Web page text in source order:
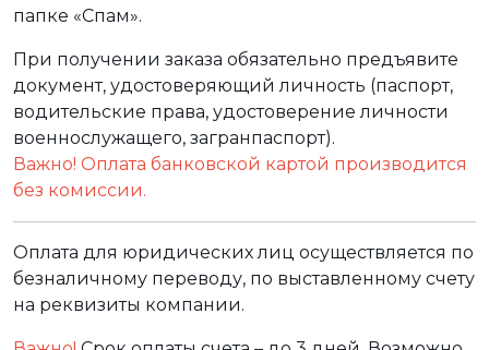
папке «Спам».
При получении заказа обязательно предъявите
документ, удостоверяющий личность (паспорт,
водительские права, удостоверение личности
военнослужащего, загранпаспорт).
Важно! Оплата банковской картой производится
без комиссии.
Оплата для юридических лиц осуществляется по
безналичному переводу, по выставленному счету
на реквизиты компании.